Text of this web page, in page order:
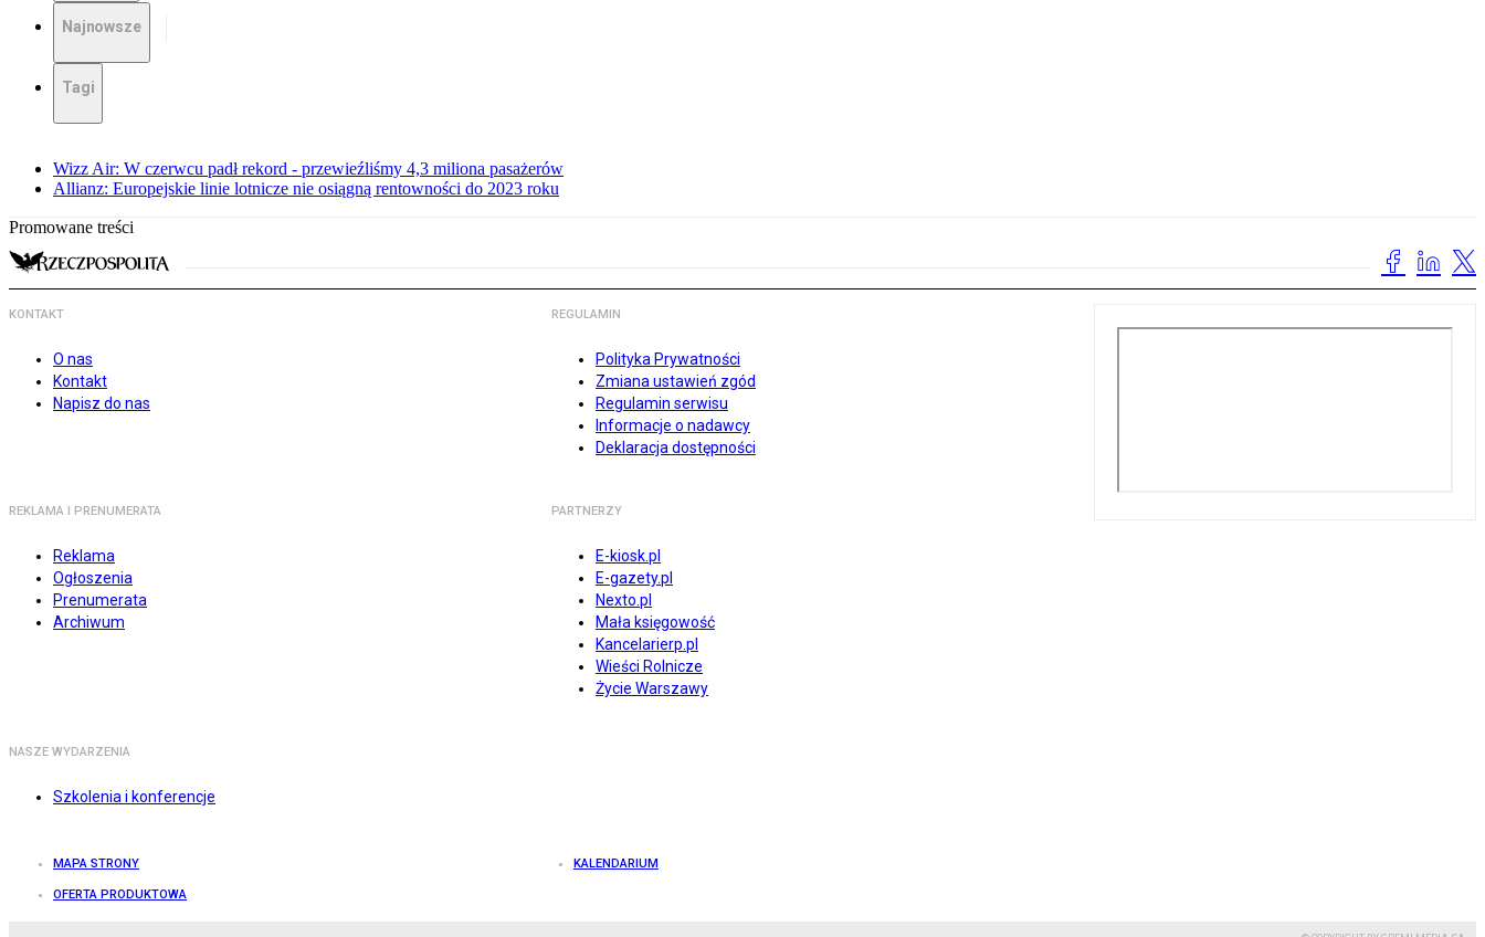
Najnowsze
Tagi
Wizz Air: W czerwcu padł rekord - przewieźliśmy 4,3 miliona pasażerów
Allianz: Europejskie linie lotnicze nie osiągną rentowności do 2023 roku
Promowane treści
KONTAKT
O nas
Kontakt
Napisz do nas
REGULAMIN
Polityka Prywatności
Zmiana ustawień zgód
Regulamin serwisu
Informacje o nadawcy
Deklaracja dostępności
REKLAMA I PRENUMERATA
Reklama
Ogłoszenia
Prenumerata
Archiwum
PARTNERZY
E-kiosk.pl
E-gazety.pl
Nexto.pl
Mała księgowość
Kancelarierp.pl
Wieści Rolnicze
Życie Warszawy
NASZE WYDARZENIA
Szkolenia i konferencje
MAPA STRONY KALENDARIUM
OFERTA PRODUKTOWA